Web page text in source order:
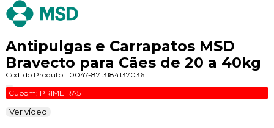
Antipulgas e Carrapatos MSD
Bravecto para Cães de 20 a 40kg
Cod. do Produto: 10047-8713184137036
Cupom: PRIMEIRA5
Ver vídeo